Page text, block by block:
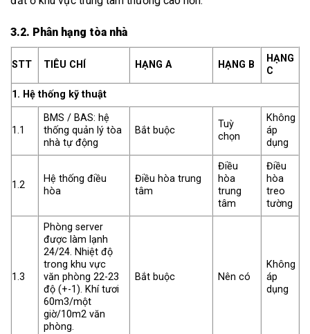
3.2. Phân hạng tòa nhà
STT TIÊU CHÍ HẠNG A HẠNG B
HẠNG
C
1. Hệ thống kỹ thuật
1.1
BMS / BAS: hệ
thống quản lý tòa
nhà tự động
Bắt buộc
Tuỳ
chọn
Không
áp
dụng
1.2
Hệ thống điều
hòa
Điều hòa trung
tâm
Điều
hòa
trung
tâm
Điều
hòa
treo
tường
1.3
Phòng server
được làm lạnh
24/24. Nhiệt độ
trong khu vực
văn phòng 22-23
độ (+-1). Khí tươi
60m3/một
giờ/10m2 văn
phòng.
Bắt buộc Nên có
Không
áp
dụng